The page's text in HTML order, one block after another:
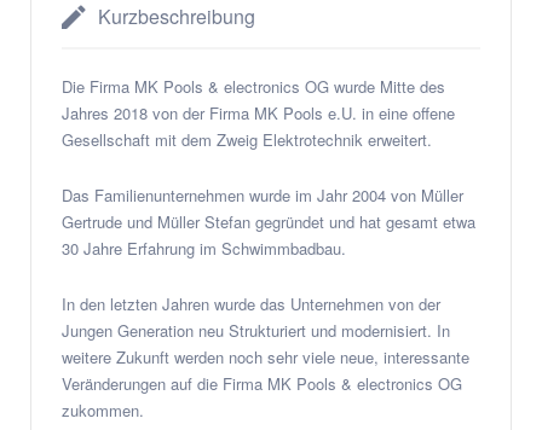
Kurzbeschreibung
Die Firma MK Pools & electronics OG wurde Mitte des
Jahres 2018 von der Firma MK Pools e.U. in eine offene
Gesellschaft mit dem Zweig Elektrotechnik erweitert.
Das Familienunternehmen wurde im Jahr 2004 von Müller
Gertrude und Müller Stefan gegründet und hat gesamt etwa
30 Jahre Erfahrung im Schwimmbadbau.
In den letzten Jahren wurde das Unternehmen von der
Jungen Generation neu Strukturiert und modernisiert. In
weitere Zukunft werden noch sehr viele neue, interessante
Veränderungen auf die Firma MK Pools & electronics OG
zukommen.